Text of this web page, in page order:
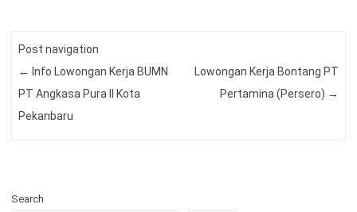
Post navigation
← Info Lowongan Kerja BUMN
PT Angkasa Pura II Kota
Pekanbaru
Lowongan Kerja Bontang PT
Pertamina (Persero) →
Search